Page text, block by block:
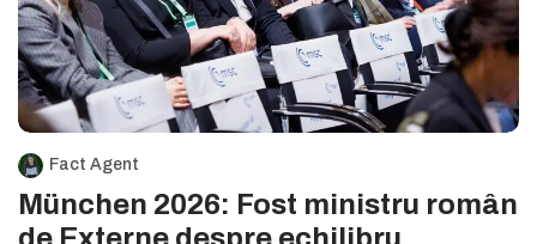
Fact Agent
München 2026: Fost ministru român